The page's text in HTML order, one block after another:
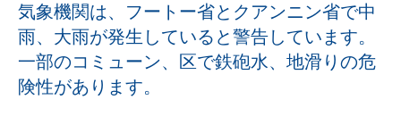
気象機関は、フートー省とクアンニン省で中
雨、大雨が発生していると警告しています。
一部のコミューン、区で鉄砲水、地滑りの危
険性があります。